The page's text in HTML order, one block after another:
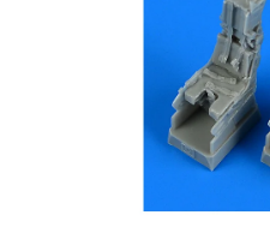
FARBY & POMÔCKY